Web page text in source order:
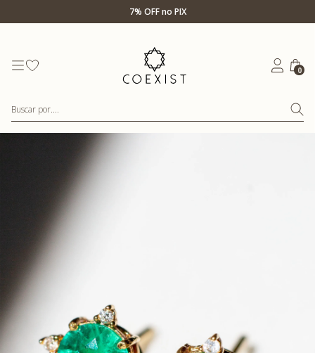
7% OFF no PIX
Ir para Home Prata
0
Buscar por....